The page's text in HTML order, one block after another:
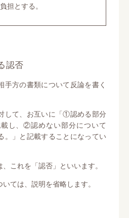
担とする。
認否
手方の書類について反論を書く
して、お互いに「①認める部分
し、②認めない部分について
」と記載することになってい
、これを「認否」といいます。
いては、説明を省略します。